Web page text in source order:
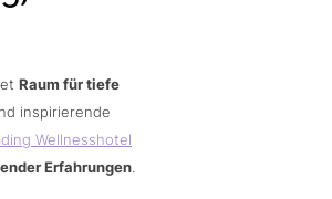
Raum für tiefe
inspirierende
Wellnesshotel
Erfahrungen.